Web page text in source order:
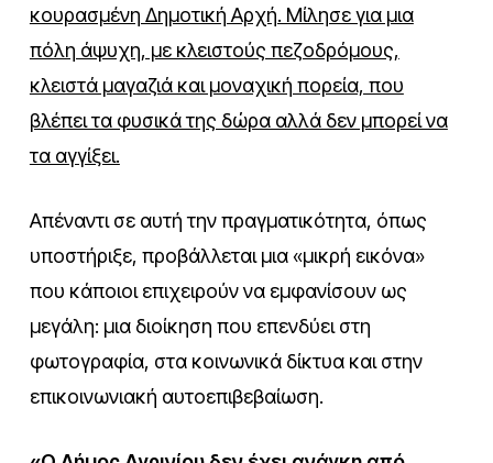
κουρασμένη Δημοτική Αρχή. Μίλησε για μια
πόλη άψυχη, με κλειστούς πεζοδρόμους,
κλειστά μαγαζιά και μοναχική πορεία, που
βλέπει τα φυσικά της δώρα αλλά δεν μπορεί να
τα αγγίξει.
Απέναντι σε αυτή την πραγματικότητα, όπως
υποστήριξε, προβάλλεται μια «μικρή εικόνα»
που κάποιοι επιχειρούν να εμφανίσουν ως
μεγάλη: μια διοίκηση που επενδύει στη
φωτογραφία, στα κοινωνικά δίκτυα και στην
επικοινωνιακή αυτοεπιβεβαίωση.